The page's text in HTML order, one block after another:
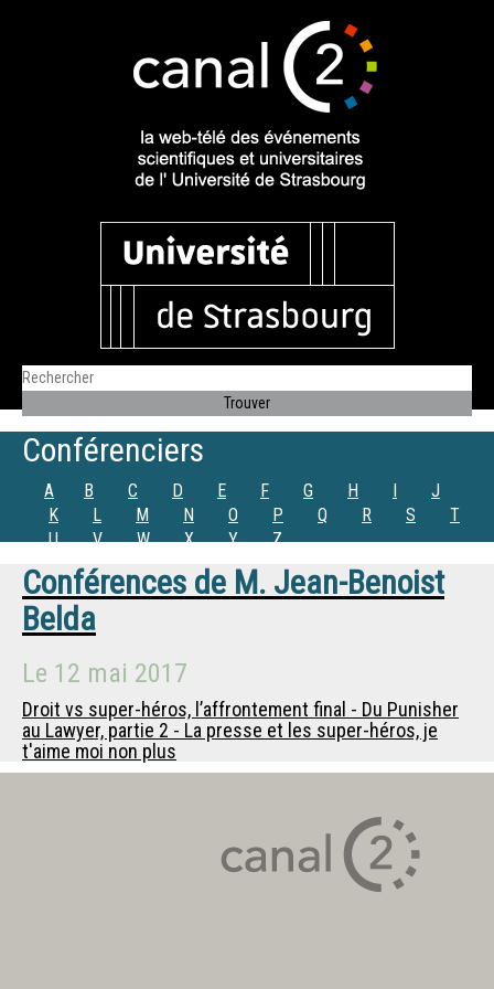
Conférenciers
A B C D E F G H I
J
K
L M N O P Q R S
T
U
V W X Y Z
Conférences de M. Jean-Benoist
Belda
Le 12 mai 2017
Droit vs super-héros, l’affrontement final - Du Punisher
au Lawyer, partie 2 - La presse et les super-héros, je
t'aime moi non plus